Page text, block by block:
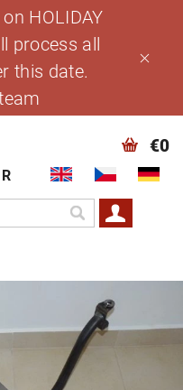
HOLIDAY
process all
this date.
€0